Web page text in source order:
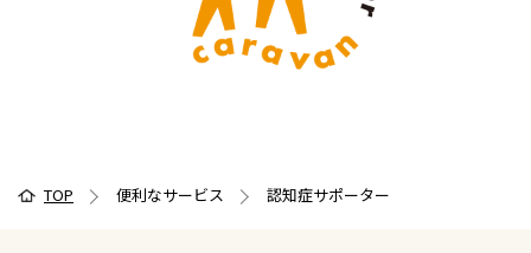
TOP 便利なサービス 認知症サポーター